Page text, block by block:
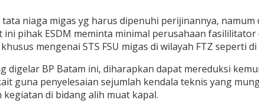
niaga migas yg harus dipenuhi perijinannya,
pihak ESDM meminta minimal perusahaan
mengenai STS FSU migas di wilayah FTZ seperti di
BP Batam ini, diharapkan dapat mereduksi
penyelesaian sejumlah kendala teknis yang
di bidang alih muat kapal.